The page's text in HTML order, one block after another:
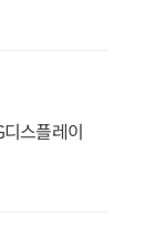
스플레이